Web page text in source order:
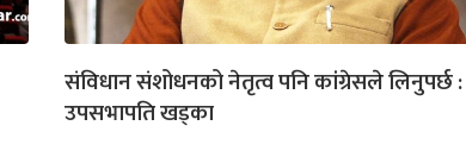
संविधान संशोधनको नेतृत्व पनि कांग्रेसले लिनुपर्छ :
उपसभापति खड्का